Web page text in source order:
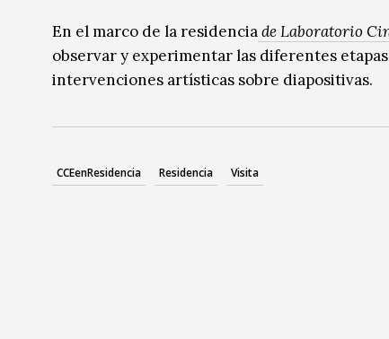
Música
Música
Sin categoríaSin categoría
En el marco de la residenciade Laboratorio
observar y experimentar las diferentes
intervenciones artísticas sobre diapositivas.
CCEenResidencia Residencia Visita